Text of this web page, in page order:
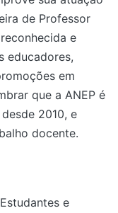
de Professor
e
educadores,
em
que a ANEP é
2010, e
docente.
e